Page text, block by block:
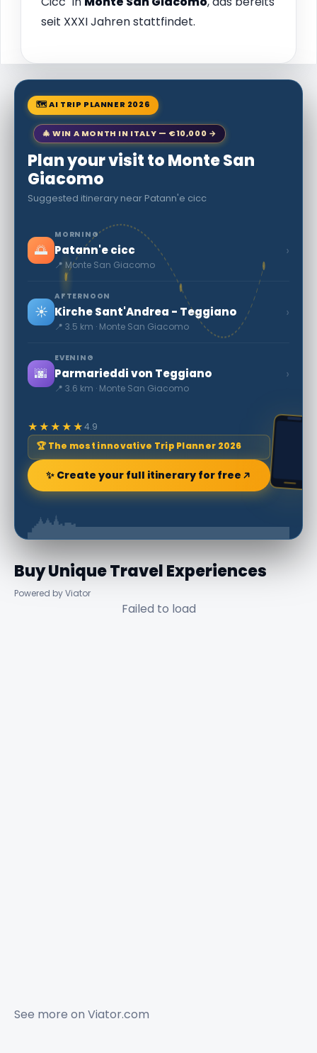
seit XXXI Jahren stattfindet.
🗺 AI TRIP PLANNER 2026
🎄 WIN A MONTH IN ITALY — €10,000 →
Plan your visit to Monte San
Giacomo
Suggested itinerary near Patann'e cicc
🌅
MORNING
Patann'e cicc
📍 Monte San Giacomo
›
☀️
AFTERNOON
Kirche Sant'Andrea - Teggiano
📍 3.5 km · Monte San Giacomo
›
🌆
EVENING
Parmarieddi von Teggiano
📍 3.6 km · Monte San Giacomo
›
★★★★★4.9
🏆 The most innovative Trip Planner 2026
✨ Create your full itinerary for free
Buy Unique Travel Experiences
Powered by Viator
Failed to load
See more on Viator.com